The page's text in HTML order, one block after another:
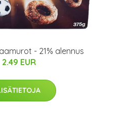
- 21% alennus
2.49 EUR